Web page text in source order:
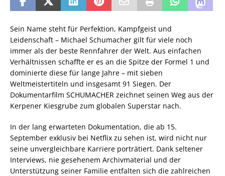
Sein Name steht für Perfektion, Kampfgeist und
Leidenschaft – Michael Schumacher gilt für viele noch
immer als der beste Rennfahrer der Welt. Aus einfachen
Verhältnissen schaffte er es an die Spitze der Formel 1 und
dominierte diese für lange Jahre – mit sieben
Weltmeistertiteln und insgesamt 91 Siegen. Der
Dokumentarfilm SCHUMACHER zeichnet seinen Weg aus der
Kerpener Kiesgrube zum globalen Superstar nach.
In der lang erwarteten Dokumentation, die ab 15.
September exklusiv bei Netflix zu sehen ist, wird nicht nur
seine unvergleichbare Karriere porträtiert. Dank seltener
Interviews, nie gesehenem Archivmaterial und der
Unterstützung seiner Familie entfalten sich die zahlreichen